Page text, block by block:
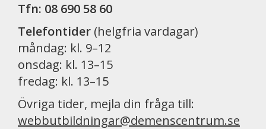
Tfn: 08 690 58 60
Telefontider (helgfria vardagar)
måndag: kl. 9–12
onsdag: kl. 13–15
fredag: kl. 13–15
Övriga tider, mejla din fråga till:
webbutbildningar@demenscentrum.se